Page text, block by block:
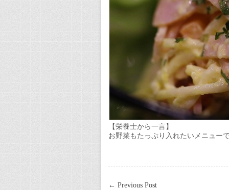
【栄養士から一言】
お野菜もたっぷり入れたいメニュー
← Previous Post